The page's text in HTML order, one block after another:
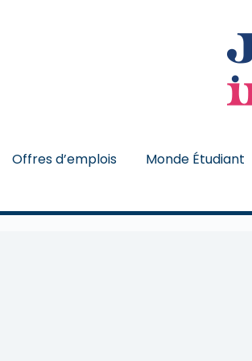
Offres d’emplois Monde Étudiant